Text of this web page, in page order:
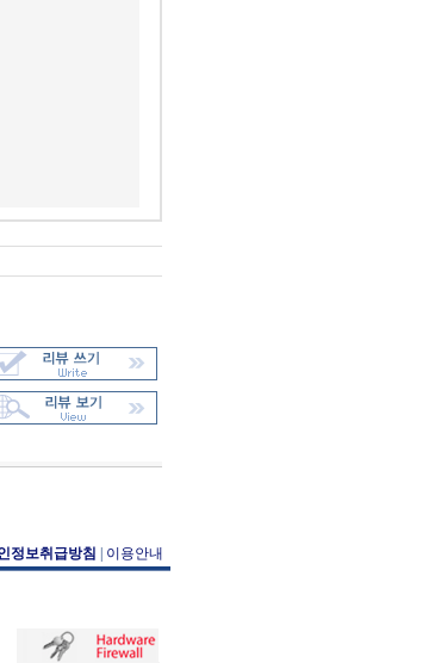
정보취급방침 이용안내